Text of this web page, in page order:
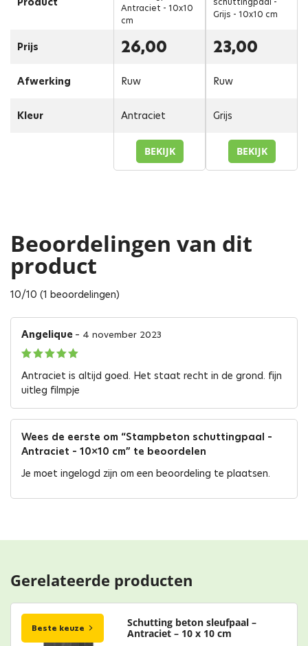
Prijs
Afwerking
Kleur
Antraciet - 10x10
cm
26,00
Ruw
Antraciet
BEKIJK
Grijs - 10x10 cm
23,00
Ruw
Grijs
BEKIJK
Beoordelingen van dit
product
10/10 (1 beoordelingen)
Angelique – 4 november 2023
uit 5
Antraciet is altijd goed. Het staat recht in de grond. fijn
uitleg filmpje
Wees de eerste om “Stampbeton schuttingpaal –
Antraciet – 10×10 cm” te beoordelen
Je moet ingelogd zijn om een beoordeling te plaatsen.
Gerelateerde producten
Beste keuze
Schutting beton sleufpaal –
Antraciet – 10 x 10 cm